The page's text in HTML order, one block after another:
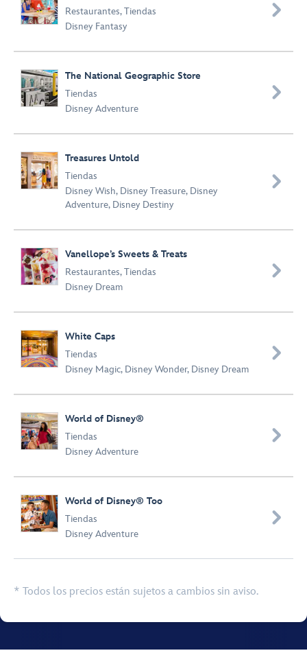
Restaurantes,Tiendas
Disney Fantasy

The National Geographic Store
Tiendas
Disney Adventure

Treasures Untold
Tiendas
Disney Wish, Disney Treasure, Disney
Adventure, Disney Destiny

Vanellope’s Sweets & Treats
Restaurantes,Tiendas
Disney Dream

White Caps
Tiendas
Disney Magic, Disney Wonder, Disney Dream

World of Disney®
Tiendas
Disney Adventure

World of Disney® Too
Tiendas
Disney Adventure

* Todos los precios están sujetos a cambios sin aviso.